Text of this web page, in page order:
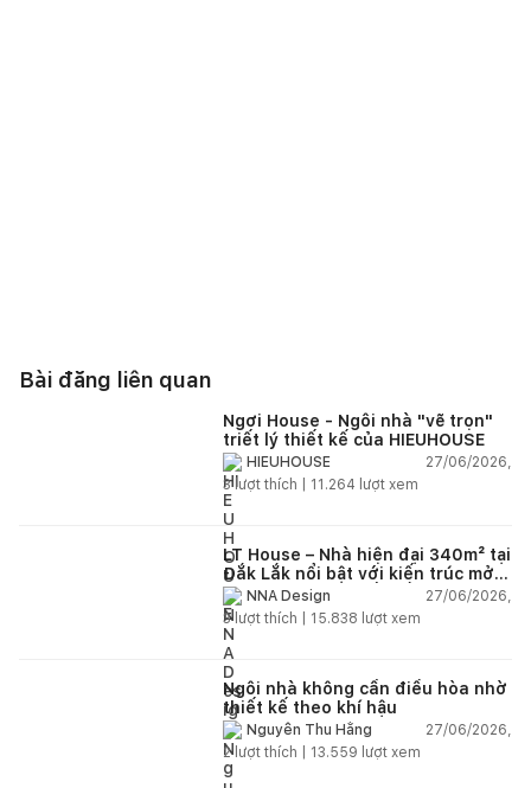
Bài đăng liên quan
Ngơi House - Ngôi nhà "vẽ trọn"
triết lý thiết kế của HIEUHOUSE
HIEUHOUSE
27/06/2026,
3lượt thích | 11.264 lượt xem
LT House – Nhà hiện đại 340m² tại
Đắk Lắk nổi bật với kiến trúc mở
và hệ sân vườn kết nối thiên
nhiên
NNA Design
27/06/2026,
3lượt thích | 15.838 lượt xem
Ngôi nhà không cần điều hòa nhờ
thiết kế theo khí hậu
Nguyễn Thu Hằng
27/06/2026,
2lượt thích | 13.559 lượt xem